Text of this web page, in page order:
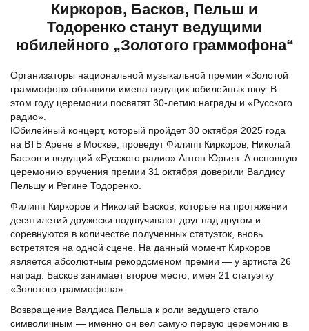
Киркоров, Басков, Пельш и
Тодоренко станут ведущими
юбилейного „Золотого граммофона“
Организаторы национальной музыкальной премии «Золотой
граммофон» объявили имена ведущих юбилейных шоу. В
этом году церемонии посвятят 30-летию награды и «Русского
радио».
Юбилейный концерт, который пройдет 30 октября 2025 года
на ВТБ Арене в Москве, проведут Филипп Киркоров, Николай
Басков и ведущий «Русского радио» Антон Юрьев. А основную
церемонию вручения премии 31 октября доверили Валдису
Пельшу и Регине Тодоренко.
Филипп Киркоров и Николай Басков, которые на протяжении
десятилетий дружески подшучивают друг над другом и
соревнуются в количестве полученных статуэток, вновь
встретятся на одной сцене. На данный момент Киркоров
является абсолютным рекордсменом премии — у артиста 26
наград. Басков занимает второе место, имея 21 статуэтку
«Золотого граммофона».
​Возвращение Валдиса Пельша к роли ведущего стало
символичным — именно он вел самую первую церемонию в